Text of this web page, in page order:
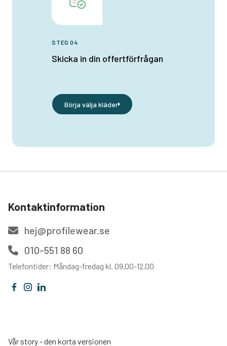
STEG 04
Skicka in din offertförfrågan
Börja välja kläder
Kontaktinformation
hej@profilewear.se
010-551 88 60
Telefontider: Måndag-fredag kl. 09.00-12.00
Vår story - den korta versionen